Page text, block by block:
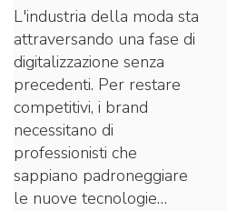
L'industria della moda sta
attraversando una fase di
digitalizzazione senza
precedenti. Per restare
competitivi, i brand
necessitano di
professionisti che
sappiano padroneggiare
le nuove tecnologie…